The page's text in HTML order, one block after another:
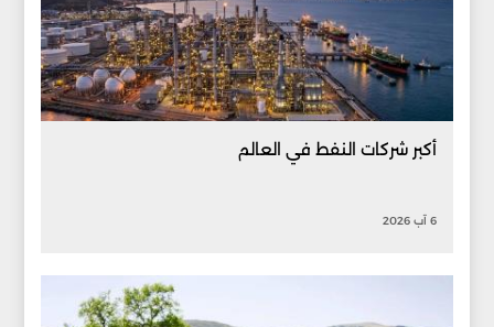
أكبر شركات النفط في العالم
6 آب 2026